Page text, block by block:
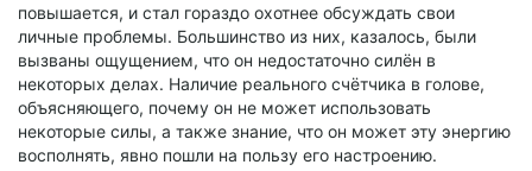
повышается, и стал гораздо охотнее обсуждать свои
личные проблемы. Большинство из них, казалось, были
вызваны ощущением, что он недостаточно силён в
некоторых делах. Наличие реального счётчика в голове,
объясняющего, почему он не может использовать
некоторые силы, а также знание, что он может эту энергию
восполнять, явно пошли на пользу его настроению.